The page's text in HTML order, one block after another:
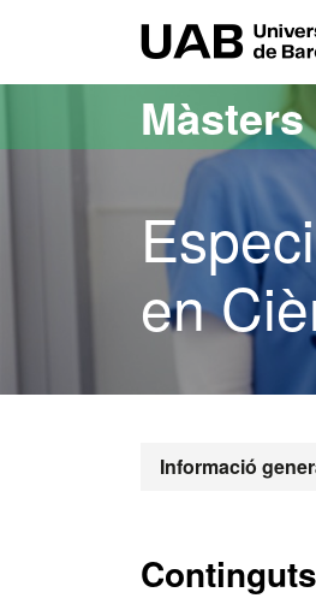
en
Informació
Continguts